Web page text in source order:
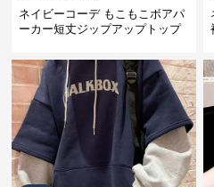
ネイビーコーデ もこもこボアパ
ーカー短丈ジップアップトップ